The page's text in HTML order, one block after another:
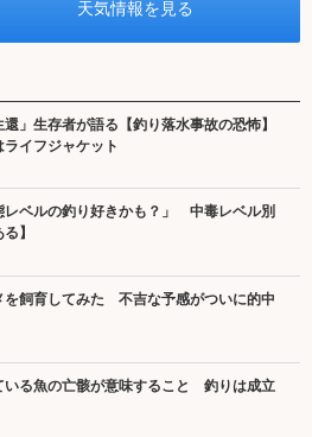
還」生存者が語る【釣り落水事故の恐怖】
イフジャケット
レベルの釣り好きかも？」 中毒レベル別
】
を飼育してみた 不吉な予感がついに的中
いる魚の亡骸が意味すること 釣りは成立